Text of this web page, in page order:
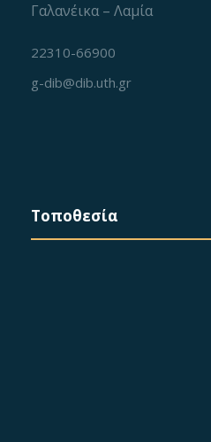
Γαλανέικα – Λαμία
22310-66900
g-dib@dib.uth.gr
Τοποθεσία